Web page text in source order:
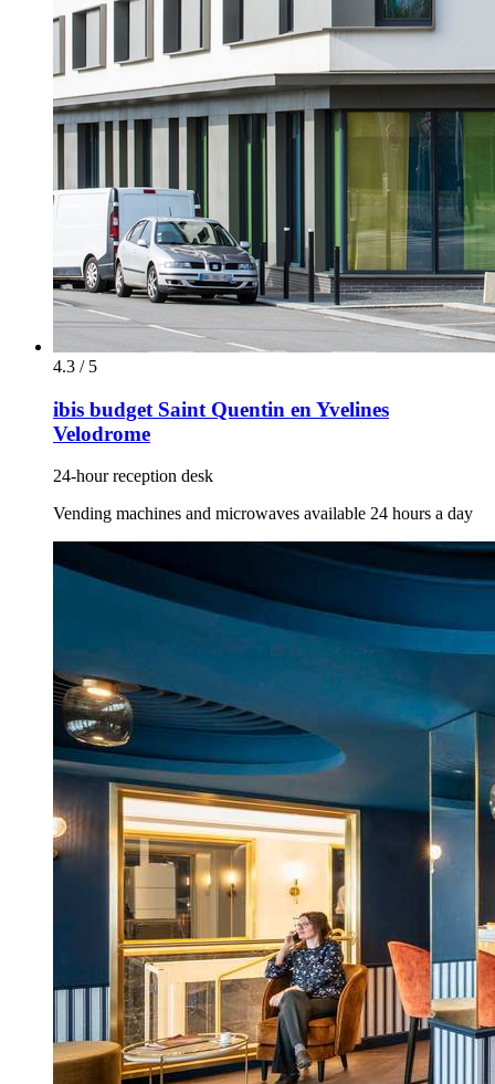
4.3 / 5
ibis budget Saint Quentin en Yvelines
Velodrome
24-hour reception desk
Vending machines and microwaves available 24 hours a day